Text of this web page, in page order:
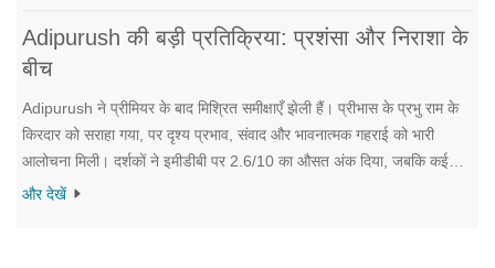
Adipurush की बड़ी प्रतिक्रिया: प्रशंसा और निराशा के
बीच
Adipurush ने प्रीमियर के बाद मिश्रित समीक्षाएँ झेली हैं। प्रीभास के प्रभु राम के
किरदार को सराहा गया, पर दृश्य प्रभाव, संवाद और भावनात्मक गहराई को भारी
आलोचना मिली। दर्शकों ने इमीडीबी पर 2.6/10 का औसत अंक दिया, जबकि कई
समीक्षक इसे महाकाव्य की कमी वाला ठहराते हैं।
और देखें